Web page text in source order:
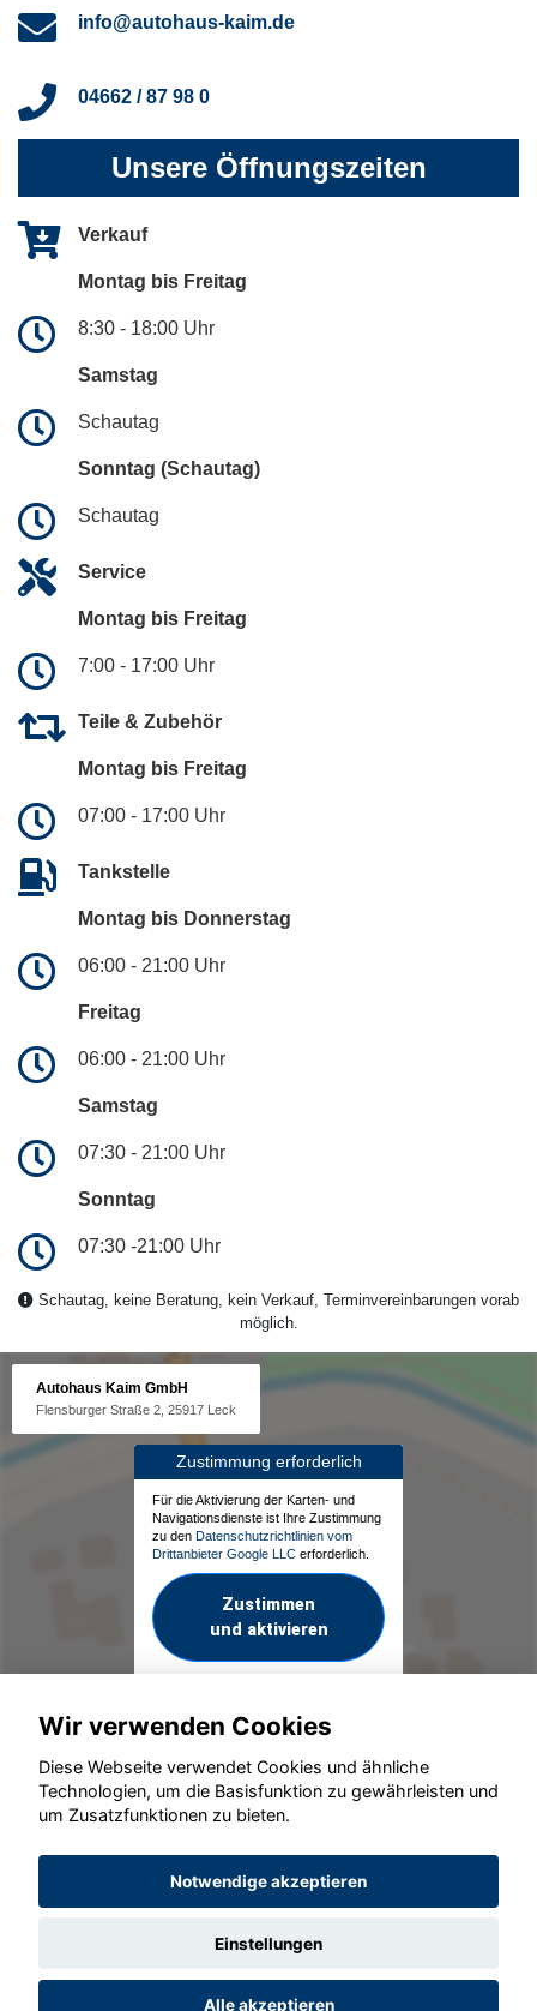
info@autohaus-kaim.de
04662 / 87 98 0
Unsere Öffnungszeiten
Verkauf
Montag bis Freitag
8:30 - 18:00 Uhr
Samstag
Schautag
Sonntag (Schautag)
Schautag
Service
Montag bis Freitag
7:00 - 17:00 Uhr
Teile & Zubehör
Montag bis Freitag
07:00 - 17:00 Uhr
Tankstelle
Montag bis Donnerstag
06:00 - 21:00 Uhr
Freitag
06:00 - 21:00 Uhr
Samstag
07:30 - 21:00 Uhr
Sonntag
07:30 -21:00 Uhr
Schautag, keine Beratung, kein Verkauf, Terminvereinbarungen vorab
möglich.
Autohaus Kaim GmbH
Flensburger Straße 2, 25917 Leck
Zustimmung erforderlich
Für die Aktivierung der Karten- und
Navigationsdienste ist Ihre Zustimmung
zu den Datenschutzrichtlinien vom
Drittanbieter Google LLC erforderlich.
Zustimmen
und aktivieren
© konjunkturmotor.de GmbH 2020 - 2026
Wir verwenden Cookies
Diese Webseite verwendet Cookies und ähnliche
Technologien, um die Basisfunktion zu gewährleisten und
um Zusatzfunktionen zu bieten.
Notwendige akzeptieren
Einstellungen
Alle akzeptieren